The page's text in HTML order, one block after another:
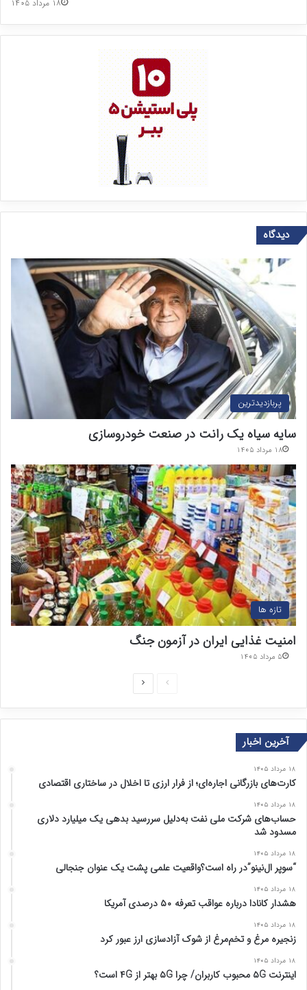
۱۸ مرداد ۱۴۰۵
دیدگاه
پربازدیدترین
سایه سیاه یک رانت در صنعت خودروسازی
۱۸ مرداد ۱۴۰۵
تازه ها
امنیت غذایی ایران در آزمون جنگ
۵ مرداد ۱۴۰۵
ح
ب
ی
ح
ع
ی
آخرین اخبار
۱۸ مرداد ۱۴۰۵
کارت‌های بازرگانی اجاره‌ای؛ از فرار ارزی تا اخلال در ساختاری اقتصادی
۱۸ مرداد ۱۴۰۵
حساب‌های شرکت ملی نفت به‌دلیل سررسید بدهی یک میلیارد دلاری
مسدود شد
۱۸ مرداد ۱۴۰۵
“سوپر ال‌نینو”در راه است؟واقعیت علمی پشت یک عنوان جنجالی
۱۸ مرداد ۱۴۰۵
هشدار کانادا درباره عواقب تعرفه ۵۰ درصدی آمریکا
۱۸ مرداد ۱۴۰۵
زنجیره مرغ و تخم‌مرغ از شوک آزادسازی ارز عبور کرد
۱۸ مرداد ۱۴۰۵
اینترنت ۵G محبوب کاربران/ چرا ۵G بهتر از ۴G است؟